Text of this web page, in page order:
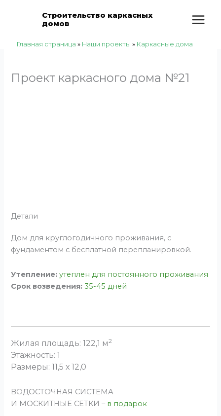
содержимому
Строительство каркасных
домов
Главная страница » Наши проекты » Каркасные дома
Проект каркасного дома №21
Детали
Дом для круглогодичного проживания, с
фундаментом c бесплатной перепланировкой.
Утепление: утеплен для постоянного проживания
Срок возведения: 35-45 дней
Жилая площадь: 122,1 м2
Этажность: 1
Размеры: 11,5 х 12,0
ВОДОСТОЧНАЯ СИСТЕМА
И МОСКИТНЫЕ СЕТКИ – в подарок
каркасного